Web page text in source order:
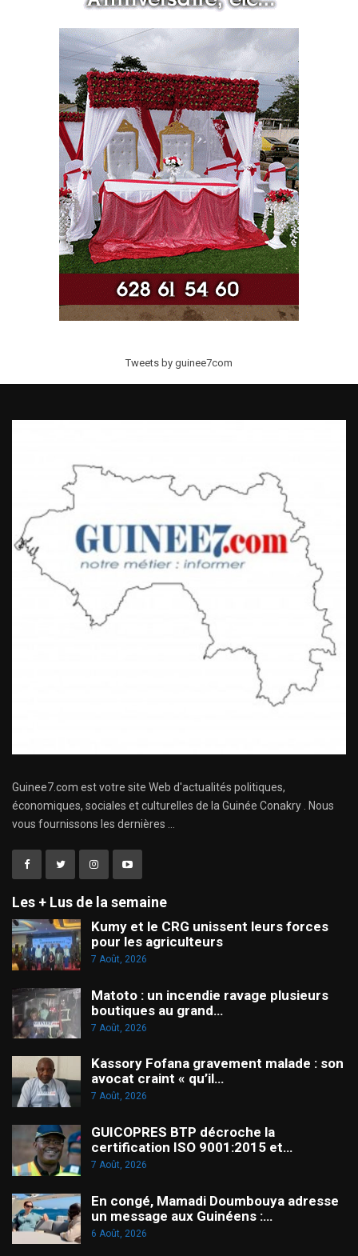
Tweets by guinee7com
Guinee7.com est votre site Web d'actualités politiques,
économiques, sociales et culturelles de la Guinée Conakry . Nous
vous fournissons les dernières ...
Les + Lus de la semaine
Kumy et le CRG unissent leurs forces
pour les agriculteurs
7 Août, 2026
Matoto : un incendie ravage plusieurs
boutiques au grand…
7 Août, 2026
Kassory Fofana gravement malade : son
avocat craint « qu’il…
7 Août, 2026
GUICOPRES BTP décroche la
certification ISO 9001:2015 et…
7 Août, 2026
En congé, Mamadi Doumbouya adresse
un message aux Guinéens :…
6 Août, 2026